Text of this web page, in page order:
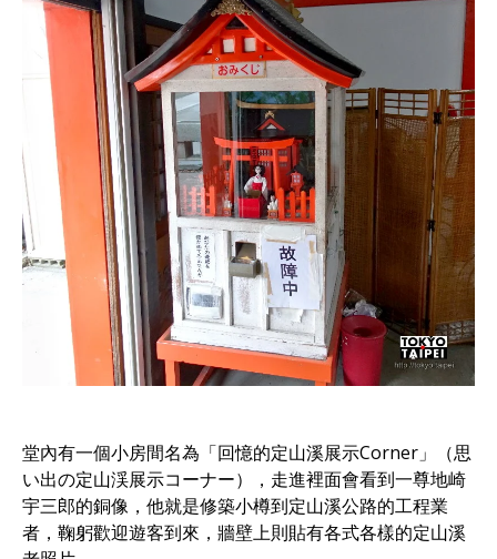
堂內有一個小房間名為「回憶的定山溪展示Corner」（思
い出の定山渓展示コーナー），走進裡面會看到一尊地崎
宇三郎的銅像，他就是修築小樽到定山溪公路的工程業
者，鞠躬歡迎遊客到來，牆壁上則貼有各式各樣的定山溪